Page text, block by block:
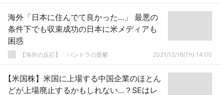
海外「日本に住んでて良かった…」 最悪の
条件下でも収束成功の日本に米メディアも
困惑
【海外の反応】 パンドラの憂鬱 2021/12/16(Th) 14:00
【米国株】米国に上場する中国企業のほとん
どが上場廃止するかもしれない…？SEはレ